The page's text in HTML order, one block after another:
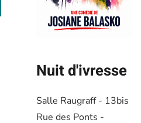
Nuit d'ivresse
Salle Raugraff - 13bis
Rue des Ponts -